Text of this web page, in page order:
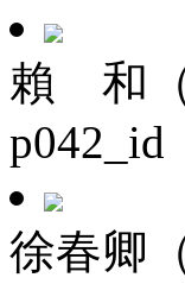
賴 和（
p042_id
徐春卿